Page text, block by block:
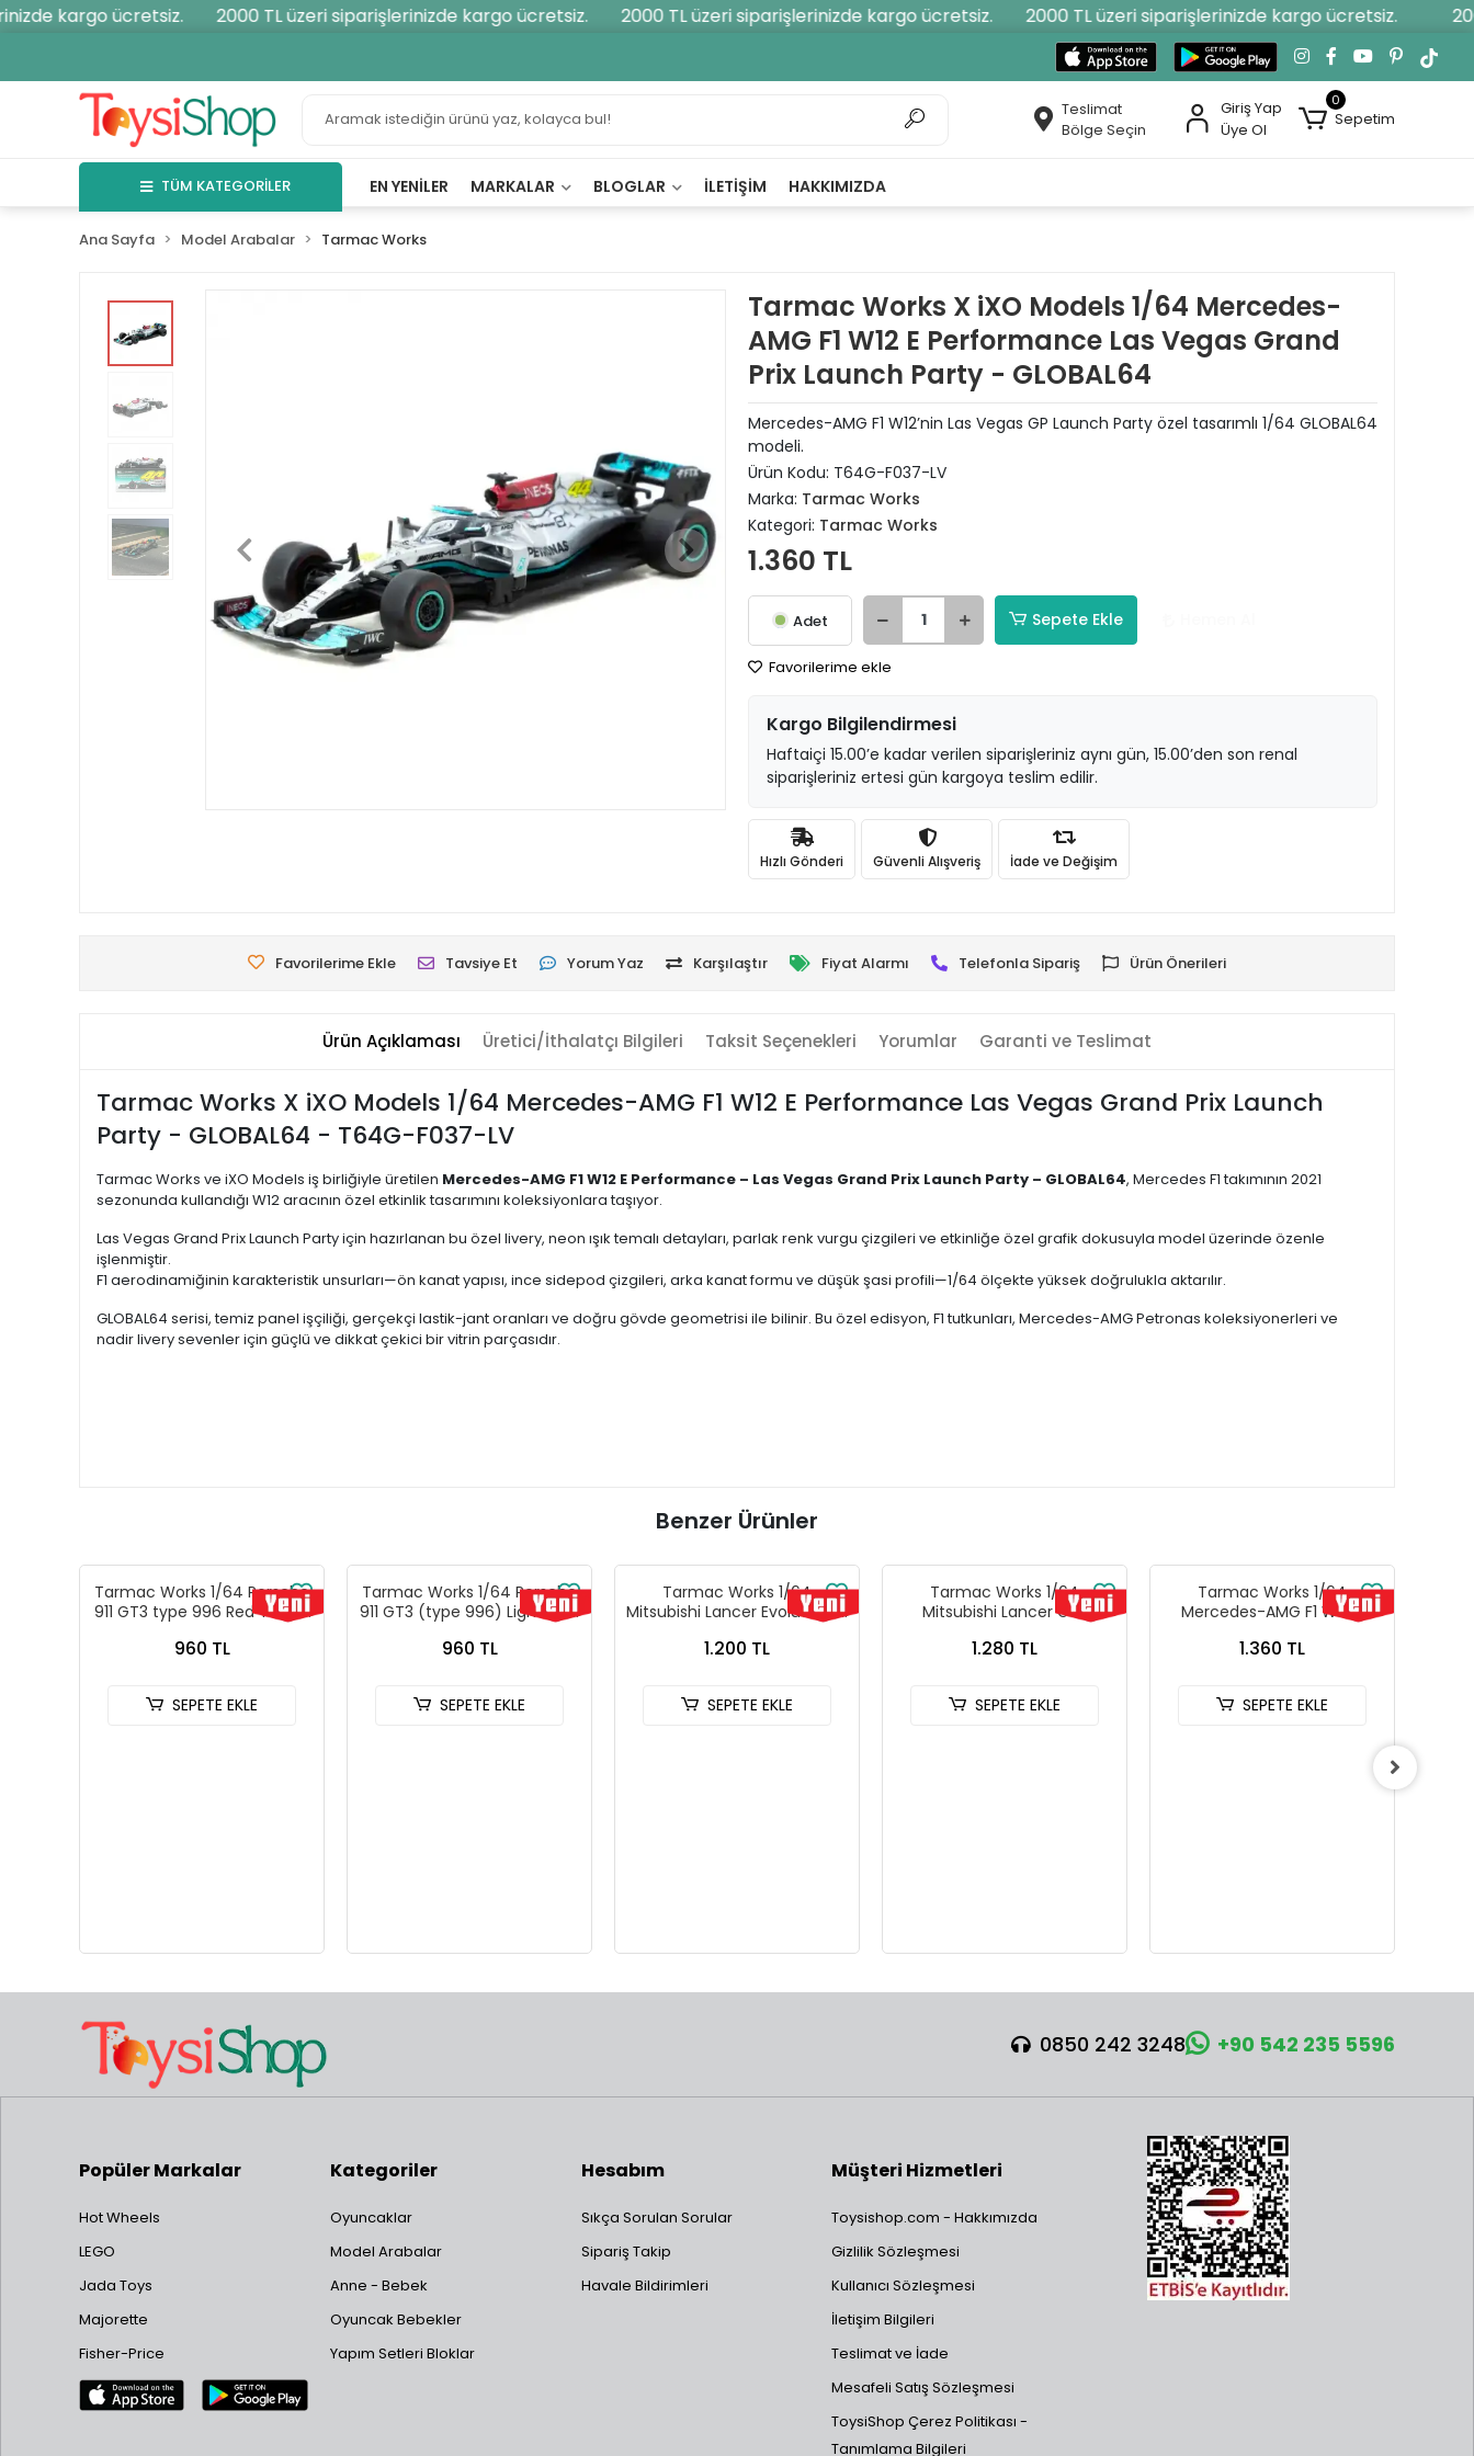
kargo ücretsiz. 2000 TL üzeri siparişlerinizde kargo ücretsiz. 2000 TL üzeri siparişlerinizde kargo ücretsiz. 2000 TL üzeri siparişlerinizde kargo ücretsiz.
Teslimat
Bölge Seçin
Giriş Yap
Üye Ol
0
Sepetim
TÜM KATEGORİLER EN YENILER MARKALAR BLOGLAR İLETIŞIM HAKKIMIZDA
Ana Sayfa Model Arabalar Tarmac Works
Tarmac Works X iXO Models 1/64 Mercedes-
AMG F1 W12 E Performance Las Vegas Grand
Prix Launch Party - GLOBAL64
Mercedes-AMG F1 W12’nin Las Vegas GP Launch Party özel tasarımlı 1/64 GLOBAL64
modeli.
Ürün Kodu: T64G-F037-LV
Marka: Tarmac Works
Kategori: Tarmac Works
1.360 TL
Adet Sepete Ekle
Favorilerime ekle
Kargo Bilgilendirmesi
Haftaiçi 15.00’e kadar verilen siparişleriniz aynı gün, 15.00’den son renal
siparişleriniz ertesi gün kargoya teslim edilir.
Hızlı Gönderi Güvenli Alışveriş İade ve Değişim
Favorilerime Ekle Tavsiye Et Yorum Yaz Karşılaştır Fiyat Alarmı Telefonla Sipariş Ürün Önerileri
Ürün Açıklaması Üretici/İthalatçı Bilgileri Taksit Seçenekleri Yorumlar Garanti ve Teslimat
Tarmac Works X iXO Models 1/64 Mercedes-AMG F1 W12 E Performance Las Vegas Grand Prix Launch
Party - GLOBAL64 - T64G-F037-LV
Tarmac Works ve iXO Models iş birliğiyle üretilen Mercedes-AMG F1 W12 E Performance – Las Vegas Grand Prix Launch Party – GLOBAL64, Mercedes F1 takımının 2021
sezonunda kullandığı W12 aracının özel etkinlik tasarımını koleksiyonlara taşıyor.
Las Vegas Grand Prix Launch Party için hazırlanan bu özel livery, neon ışık temalı detayları, parlak renk vurgu çizgileri ve etkinliğe özel grafik dokusuyla model üzerinde özenle
işlenmiştir.
F1 aerodinamiğinin karakteristik unsurları—ön kanat yapısı, ince sidepod çizgileri, arka kanat formu ve düşük şasi profili—1/64 ölçekte yüksek doğrulukla aktarılır.
GLOBAL64 serisi, temiz panel işçiliği, gerçekçi lastik-jant oranları ve doğru gövde geometrisi ile bilinir. Bu özel edisyon, F1 tutkunları, Mercedes-AMG Petronas koleksiyonerleri ve
nadir livery sevenler için güçlü ve dikkat çekici bir vitrin parçasıdır.
Benzer Ürünler
Tarmac Works 1/64 Porsche
911 GT3 type 996 Red T64G-
960 TL
SEPETE EKLE
Tarmac Works 1/64 Porsche
911 GT3 (type 996) Light Blue
Models GLOBAL64 T64G-
960 TL
SEPETE EKLE
Tarmac Works 1/64
Mitsubishi Lancer Evolution IV
T64G-076-97MCR01
1.200 TL
SEPETE EKLE
Tarmac Works 1/64
Mitsubishi Lancer GSR
Tarmac Cards - GLOBAL64
1.280 TL
SEPETE EKLE
Tarmac Works 1/64
Mercedes-AMG F1 W14 E
Prix 2023 Lewis Hamilton -
GLOBAL64 T64G-F064-LH2
1.360 TL
SEPETE EKLE
0850 242 3248 +90 542 235 5596
Popüler Markalar
Hot Wheels
LEGO
Jada Toys
Majorette
Fisher-Price
Kategoriler
Oyuncaklar
Model Arabalar
Anne - Bebek
Oyuncak Bebekler
Yapım Setleri Bloklar
Hesabım
Sıkça Sorulan Sorular
Sipariş Takip
Havale Bildirimleri
Müşteri Hizmetleri
Toysishop.com - Hakkımızda
Gizlilik Sözleşmesi
Kullanıcı Sözleşmesi
İletişim Bilgileri
Teslimat ve İade
Mesafeli Satış Sözleşmesi
ToysiShop Çerez Politikası -
Tanımlama Bilgileri